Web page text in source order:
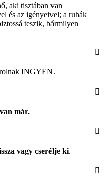
aki tisztában van
és az igényeivel; a ruhák
teszik, bármilyen
INGYEN.
van már.
vagy cserélje ki.